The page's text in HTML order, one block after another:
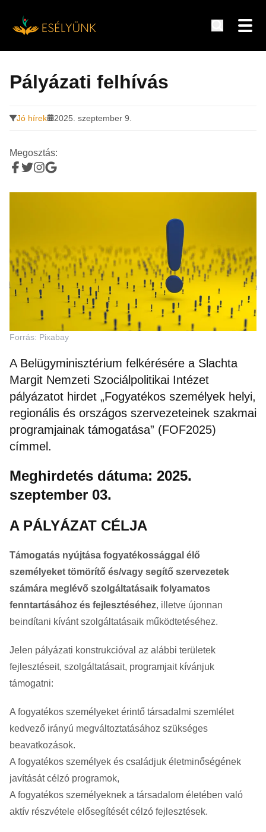
tartalomra
Pályázati felhívás
Jó hírek 2025. szeptember 9.
Megosztás:
Forrás: Pixabay
A Belügyminisztérium felkérésére a Slachta
Margit Nemzeti Szociálpolitikai Intézet
pályázatot hirdet „Fogyatékos személyek helyi,
regionális és országos szervezeteinek szakmai
programjainak támogatása” (FOF2025)
címmel.
Meghirdetés dátuma: 2025.
szeptember 03.
A PÁLYÁZAT CÉLJA
Támogatás nyújtása fogyatékossággal élő
személyeket tömörítő és/vagy segítő szervezetek
számára meglévő szolgáltatásaik folyamatos
fenntartásához és fejlesztéséhez, illetve újonnan
beindítani kívánt szolgáltatásaik működtetéséhez.
Jelen pályázati konstrukcióval az alábbi területek
fejlesztéseit, szolgáltatásait, programjait kívánjuk
támogatni:
A fogyatékos személyeket érintő társadalmi szemlélet
kedvező irányú megváltoztatásához szükséges
beavatkozások.
A fogyatékos személyek és családjuk életminőségének
javítását célzó programok,
A fogyatékos személyeknek a társadalom életében való
aktív részvétele elősegítését célzó fejlesztések.